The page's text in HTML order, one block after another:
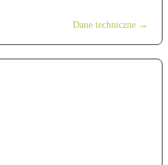
Dane techniczne →